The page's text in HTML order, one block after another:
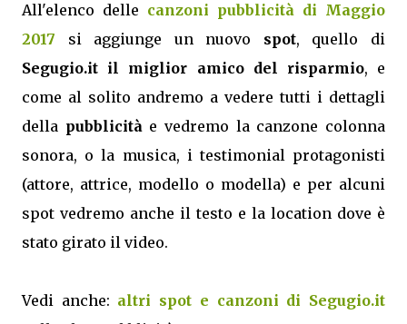
All'elenco delle canzoni pubblicità di Maggio
2017 si aggiunge un nuovo spot, quello di
Segugio.it il miglior amico del risparmio, e
come al solito andremo a vedere tutti i dettagli
della pubblicitàe vedremo la canzone colonna
sonora, o la musica, i testimonial protagonisti
(attore, attrice, modello o modella) e per alcuni
spot vedremo anche il testo e la location dove è
stato girato il video.
Vedi anche: altri spot e canzoni di Segugio.it